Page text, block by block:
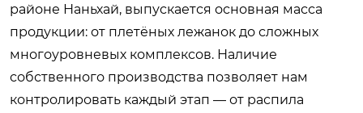
районе Наньхай, выпускается основная масса
продукции: от плетёных лежанок до сложных
многоуровневых комплексов. Наличие
собственного производства позволяет нам
контролировать каждый этап — от распила